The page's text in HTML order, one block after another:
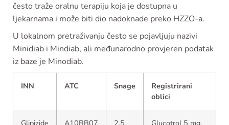
često traže oralnu terapiju koja je dostupna u
ljekarnama i može biti dio nadoknade preko HZZO-a.
U lokalnom pretraživanju često se pojavljuju nazivi
Minidiab i Mindiab, ali međunarodno provjeren podatak
iz baze je Minodiab.
INN ATC Snage
Registrirani
oblici